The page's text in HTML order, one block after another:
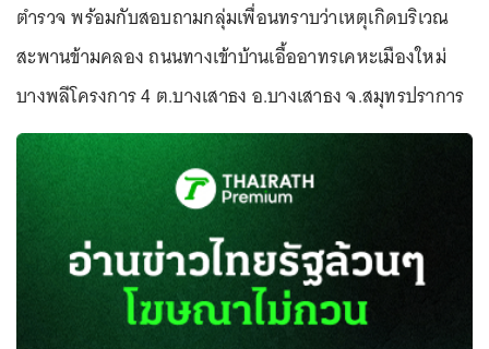
ตำรวจ พร้อมกับสอบถามกลุ่มเพื่อนทราบว่าเหตุเกิดบริเวณ
สะพานข้ามคลอง ถนนทางเข้าบ้านเอื้ออาทรเคหะเมืองใหม่
บางพลีโครงการ 4 ต.บางเสาธง อ.บางเสาธง จ.สมุทรปราการ